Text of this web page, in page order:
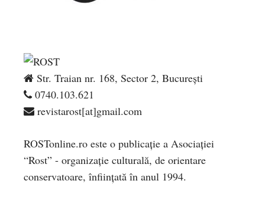
Str. Traian nr. 168, Sector 2, București
0740.103.621
revistarost[at]gmail.com
ROSTonline.ro este o publicaţie a Asociaţiei
“Rost” - organizaţie culturală, de orientare
conservatoare, înfiinţată în anul 1994.